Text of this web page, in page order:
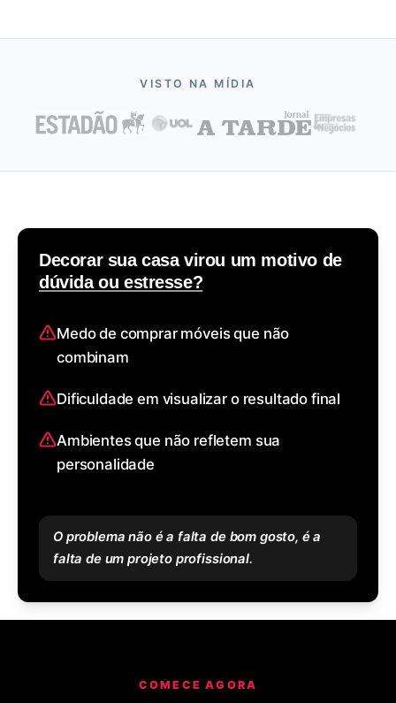
VISTO NA MÍDIA
Decorar sua casa virou um motivo de
dúvida ou estresse?
Medo de comprar móveis que não
combinam
Dificuldade em visualizar o resultado final
Ambientes que não refletem sua
personalidade
O problema não é a falta de bom gosto, é a
falta de um projeto profissional.
COMECE AGORA